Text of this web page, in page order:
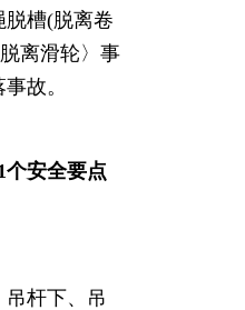
脱槽(脱离卷
离滑轮〉事
故。
个安全要点
杆下、吊